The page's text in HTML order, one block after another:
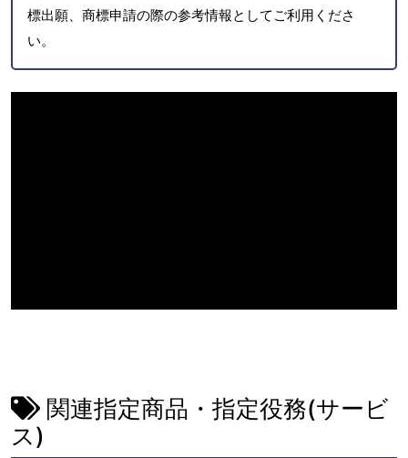
標出願、商標申請の際の参考情報としてご利用くださ
い。
関連指定商品・指定役務(サービ
ス)